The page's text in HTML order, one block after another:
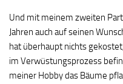
Und mit meinem zweiten
Jahren auch auf seinen
hat überhaupt nichts
im Verwüstungsprozess
meiner Hobby das Bäume